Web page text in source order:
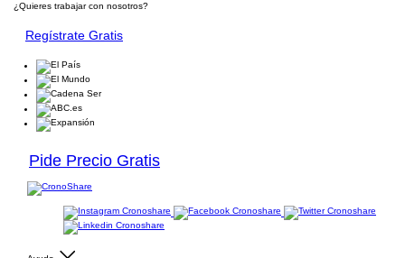
¿Quieres trabajar con nosotros?
Regístrate Gratis
Pide Precio Gratis